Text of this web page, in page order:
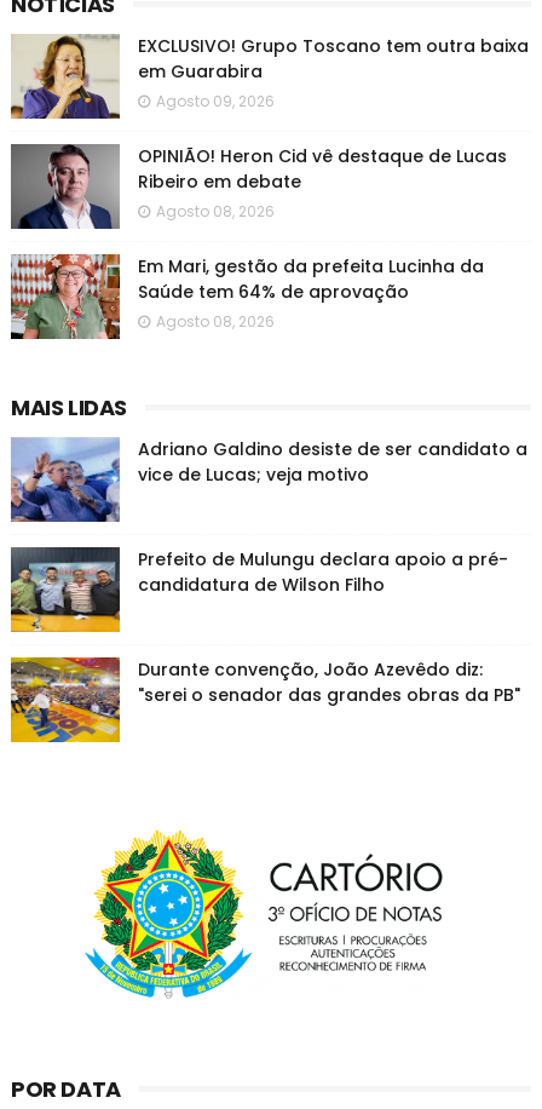
EXCLUSIVO! Grupo Toscano tem outra baixa
em Guarabira
Agosto 09, 2026
OPINIÃO! Heron Cid vê destaque de Lucas
Ribeiro em debate
Agosto 08, 2026
Em Mari, gestão da prefeita Lucinha da
Saúde tem 64% de aprovação
Agosto 08, 2026
MAIS LIDAS
Adriano Galdino desiste de ser candidato a
vice de Lucas; veja motivo
Prefeito de Mulungu declara apoio a pré-
candidatura de Wilson Filho
Durante convenção, João Azevêdo diz:
"serei o senador das grandes obras da PB"
POR DATA